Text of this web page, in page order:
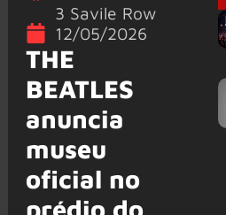
3 Savile Row
12/05/2026
THE
BEATLES
anuncia
museu
oficial no